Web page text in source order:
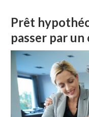
Prêt
passer par